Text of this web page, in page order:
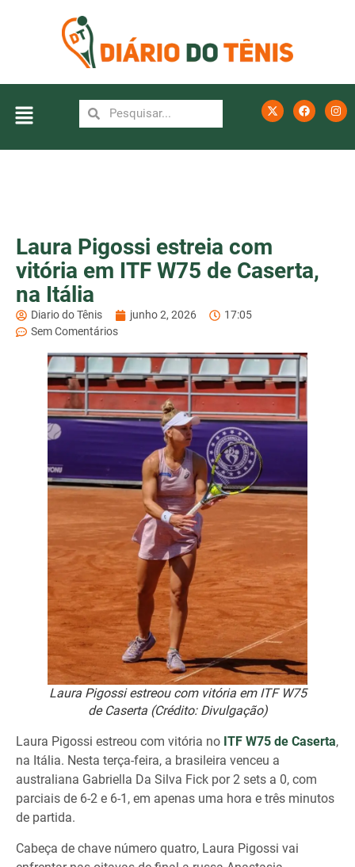
Laura Pigossi estreia com
vitória em ITF W75 de Caserta,
na Itália
Diario do Tênis junho 2, 2026
17:05
Sem Comentários
Laura Pigossi estreou com vitória em ITF W75
de Caserta (Crédito: Divulgação)
Laura Pigossi estreou com vitória no ITF W75 de Caserta,
na Itália. Nesta terça-feira, a brasileira venceu a
australiana Gabriella Da Silva Fick por 2 sets a 0, com
parciais de 6-2 e 6-1, em apenas uma hora e três minutos
de partida.
Cabeça de chave número quatro, Laura Pigossi vai